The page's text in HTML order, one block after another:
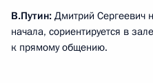
В.Путин: Дмитрий Сергеевич
начала, сориентируется в
к прямому общению.